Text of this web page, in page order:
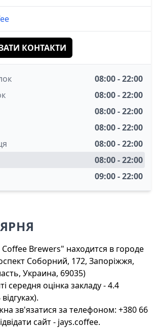
КОНТАКТИ
08:00 - 22:00
08:00 - 22:00
08:00 - 22:00
08:00 - 22:00
08:00 - 22:00
08:00 - 22:00
09:00 - 22:00
Coffee Brewers" находится в городе
Соборний, 172, Запоріжжя,
Украина, 69035)
середня оцінка закладу - 4.4
зв'язатися за телефоном: +380 66
сайт - jays.coffee.